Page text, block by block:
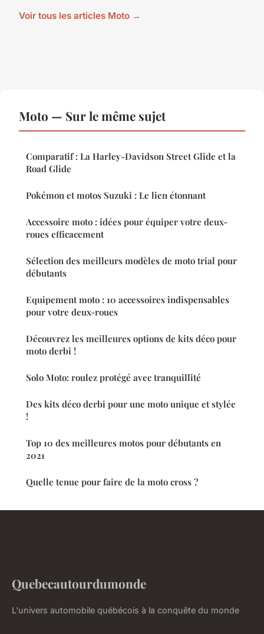
Voir tous les articles Moto →
Moto — Sur le même sujet
Comparatif : La Harley-Davidson Street Glide et la
Road Glide
Pokémon et motos Suzuki : Le lien étonnant
Accessoire moto : idées pour équiper votre deux-
roues efficacement
Sélection des meilleurs modèles de moto trial pour
débutants
Equipement moto : 10 accessoires indispensables
pour votre deux-roues
Découvrez les meilleures options de kits déco pour
moto derbi !
Solo Moto: roulez protégé avec tranquillité
Des kits déco derbi pour une moto unique et stylée
!
Top 10 des meilleures motos pour débutants en
2021
Quelle tenue pour faire de la moto cross ?
Quebecautourdumonde
L'univers automobile québécois à la conquête du monde